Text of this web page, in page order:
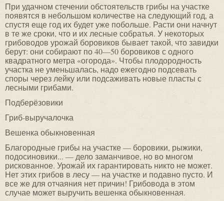
При удачном стечении обстоятельств грибы на участке
появятся в небольшом количестве на следующий год, а
спустя еще год их будет уже побольше. Расти они начнут
в те же сроки, что и их лесные собратья. У некоторых
грибоводов урожай боровиков бывает такой, что завидки
берут: они собирают по 40—50 боровиков с одного
квадратного метра «огорода». Чтобы плодородность
участка не уменьшалась, надо ежегодно подсевать
споры через лейку или подсаживать новые пласты с
лесными грибами.
Подберёзовики
Гриб-выручалочка
Вешенка обыкновенная
Благородные грибы на участке — боровики, рыжики,
подосиновики... — дело заманчивое, но во многом
рискованное. Урожай их гарантировать никто не может.
Нет этих грибов в лесу — на участке и подавно пусто. И
все же для отчаяния нет причин! Грибовода в этом
случае может выручить вешенка обыкновенная.